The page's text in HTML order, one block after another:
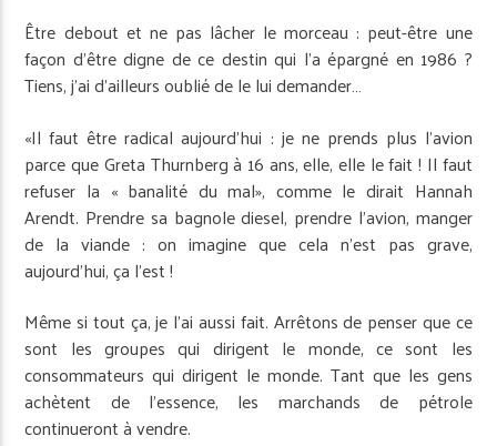
Être debout et ne pas lâcher le morceau : peut-être une
façon d’être digne de ce destin qui l’a épargné en 1986 ?
Tiens, j’ai d’ailleurs oublié de le lui demander…
«Il faut être radical aujourd’hui : je ne prends plus l’avion
parce que Greta Thurnberg à 16 ans, elle, elle le fait ! Il faut
refuser la « banalité du mal», comme le dirait Hannah
Arendt. Prendre sa bagnole diesel, prendre l’avion, manger
de la viande : on imagine que cela n’est pas grave,
aujourd’hui, ça l’est !
Même si tout ça, je l’ai aussi fait. Arrêtons de penser que ce
sont les groupes qui dirigent le monde, ce sont les
consommateurs qui dirigent le monde. Tant que les gens
achètent de l’essence, les marchands de pétrole
continueront à vendre.